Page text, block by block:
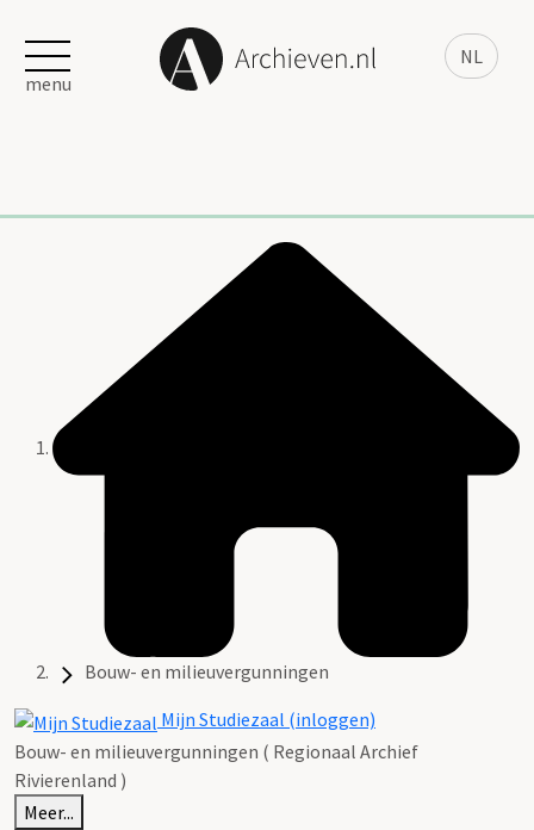
NL
menu
Bouw- en milieuvergunningen
Mijn Studiezaal (inloggen)
Bouw- en milieuvergunningen ( Regionaal Archief
Rivierenland )
Meer...